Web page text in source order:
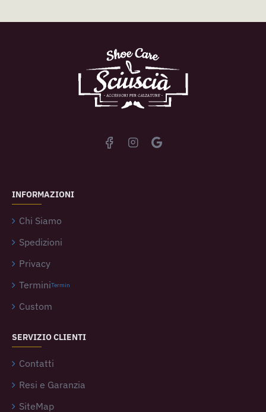
INFORMAZIONI
Chi Siamo
Spedizioni
Privacy
TerminiTermin
Custom
SERVIZIO CLIENTI
Contatti
Resi e Garanzia
SiteMap